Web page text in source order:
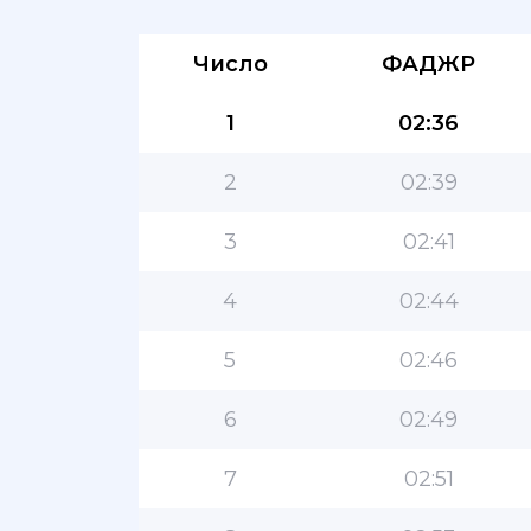
Число ФАДЖР
1 02:36
2 02:39
3 02:41
4 02:44
5 02:46
6 02:49
7 02:51